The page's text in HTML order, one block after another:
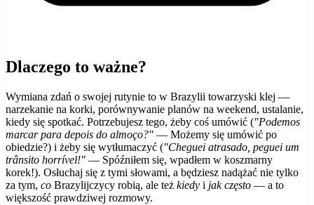
Dlaczego to ważne?
Wymiana zdań o swojej rutynie to w Brazylii towarzyski klej —
narzekanie na korki, porównywanie planów na weekend, ustalanie,
kiedy się spotkać. Potrzebujesz tego, żeby coś umówić ("Podemos
marcar para depois do almoço?" — Możemy się umówić po
obiedzie?) i żeby się wytłumaczyć ("Cheguei atrasado, peguei um
trânsito horrível!" — Spóźniłem się, wpadłem w koszmarny
korek!). Osłuchaj się z tymi słowami, a będziesz nadążać nie tylko
za tym, co Brazylijczycy robią, ale też kiedy i jak często — a to
większość prawdziwej rozmowy.